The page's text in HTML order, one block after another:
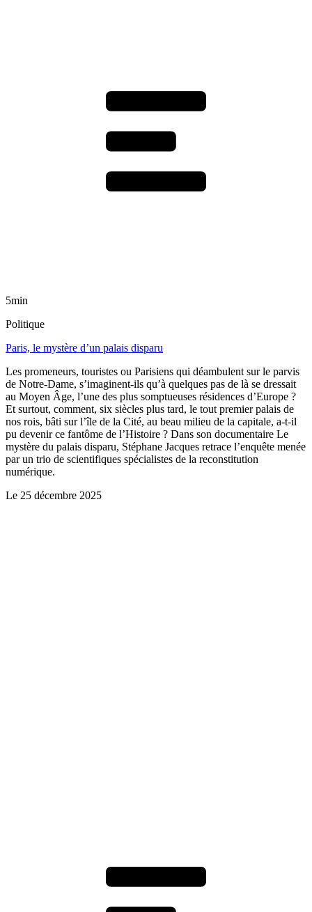
5min
Politique
Paris, le mystère d’un palais disparu
Les promeneurs, touristes ou Parisiens qui déambulent sur le parvis
de Notre-Dame, s’imaginent-ils qu’à quelques pas de là se dressait
au Moyen Âge, l’une des plus somptueuses résidences d’Europe ?
Et surtout, comment, six siècles plus tard, le tout premier palais de
nos rois, bâti sur l’île de la Cité, au beau milieu de la capitale, a-t-il
pu devenir ce fantôme de l’Histoire ? Dans son documentaire Le
mystère du palais disparu, Stéphane Jacques retrace l’enquête menée
par un trio de scientifiques spécialistes de la reconstitution
numérique.
Le 25 décembre 2025